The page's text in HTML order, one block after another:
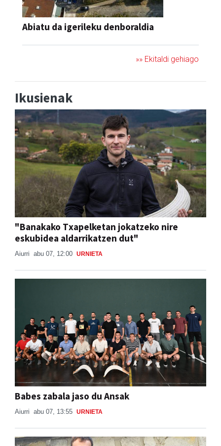
Abiatu da igerileku denboraldia
»» Ekitaldi gehiago
Ikusienak
"Banakako Txapelketan jokatzeko nire
eskubidea aldarrikatzen dut"
Aiurri abu 07, 12:00 URNIETA
Babes zabala jaso du Ansak
Aiurri abu 07, 13:55 URNIETA